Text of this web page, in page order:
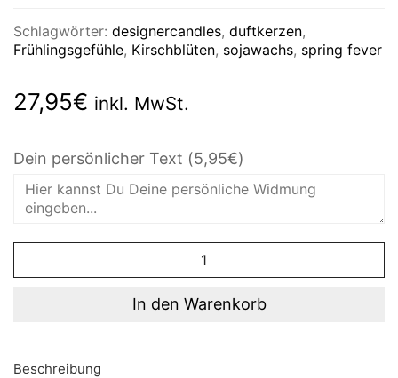
Schlagwörter: designercandles, duftkerzen,
Frühlingsgefühle, Kirschblüten, sojawachs, spring fever
27,95€ inkl. MwSt.
Dein persönlicher Text (5,95€)
Menge
In den Warenkorb
Beschreibung